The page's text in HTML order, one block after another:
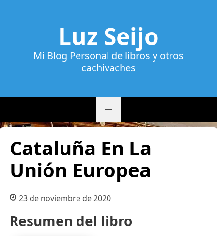
Luz Seijo
Mi Blog Personal de libros y otros
cachivaches
Cataluña En La
Unión Europea
23 de noviembre de 2020
Resumen del libro